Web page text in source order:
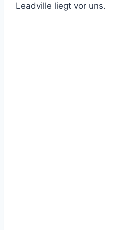
Leadville liegt vor uns.